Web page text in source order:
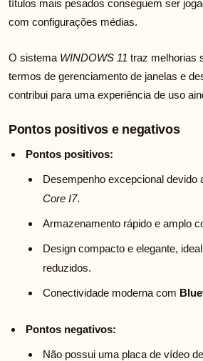
títulos mais pesados conseguem ser
com configurações médias.
O sistema WINDOWS 11 traz melhorias
termos de gerenciamento de janelas e
contribui para uma experiência de uso
Pontos positivos e negativos
Pontos positivos:
Desempenho excepcional devido
Core I7.
Armazenamento rápido e amplo
Design compacto e elegante,
reduzidos.
Conectividade moderna com
Pontos negativos:
Não possui uma placa de vídeo